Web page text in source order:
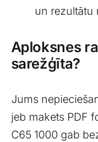
un rezultātu
Aploksnes
sarežģīta?
Jums
jeb makets PDF
C65 1000 gab